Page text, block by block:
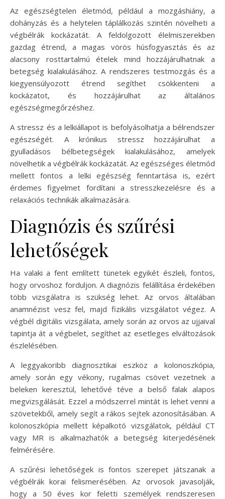
Az egészségtelen életmód, például a mozgáshiány, a
dohányzás és a helytelen táplálkozás szintén növelheti a
végbélrák kockázatát. A feldolgozott élelmiszerekben
gazdag étrend, a magas vörös húsfogyasztás és az
alacsony rosttartalmú ételek mind hozzájárulhatnak a
betegség kialakulásához. A rendszeres testmozgás és a
kiegyensúlyozott étrend segíthet csökkenteni a
kockázatot, és hozzájárulhat az általános
egészségmegőrzéshez.
A stressz és a lelkiállapot is befolyásolhatja a bélrendszer
egészségét. A krónikus stressz hozzájárulhat a
gyulladásos bélbetegségek kialakulásához, amelyek
növelhetik a végbélrák kockázatát. Az egészséges életmód
mellett fontos a lelki egészség fenntartása is, ezért
érdemes figyelmet fordítani a stresszkezelésre és a
relaxációs technikák alkalmazására.
Diagnózis és szűrési
lehetőségek
Ha valaki a fent említett tünetek egyikét észleli, fontos,
hogy orvoshoz forduljon. A diagnózis felállítása érdekében
több vizsgálatra is szükség lehet. Az orvos általában
anamnézist vesz fel, majd fizikális vizsgálatot végez. A
végbél digitális vizsgálata, amely során az orvos az ujjaival
tapintja át a végbelet, segíthet az esetleges elváltozások
észlelésében.
A leggyakoribb diagnosztikai eszköz a kolonoszkópia,
amely során egy vékony, rugalmas csövet vezetnek a
beleken keresztül, lehetővé téve a belső falak alapos
megvizsgálását. Ezzel a módszerrel mintát is lehet venni a
szövetekből, amely segít a rákos sejtek azonosításában. A
kolonoszkópia mellett képalkotó vizsgálatok, például CT
vagy MR is alkalmazhatók a betegség kiterjedésének
felmérésére.
A szűrési lehetőségek is fontos szerepet játszanak a
végbélrák korai felismerésében. Az orvosok javasolják,
hogy a 50 éves kor feletti személyek rendszeresen